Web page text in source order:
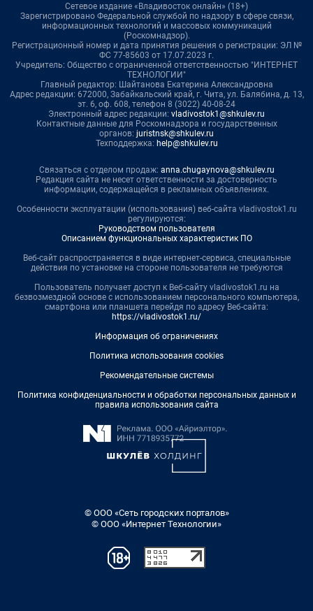
Сетевое издание «Владивосток онлайн» (18+)
Зарегистрировано Федеральной службой по надзору в сфере связи,
информационных технологий и массовых коммуникаций
(Роскомнадзор).
Регистрационный номер и дата принятия решения о регистрации: ЭЛ №
ФС 77-85603 от 17.07.2023 г.
Учредитель: Общество с ограниченной ответственностью "ИНТЕРНЕТ
ТЕХНОЛОГИИ"
Главный редактор: Шайтанова Екатерина Александровна
Адрес редакции: 672000, Забайкальский край, г. Чита, ул. Балябина, д. 13,
эт. 6, оф. 608, телефон 8 (3022) 40-08-24
Электронный адрес редакции: vladivostok1@shkulev.ru
Контактные данные для Роскомнадзора и государственных
органов: juristnsk@shkulev.ru
Техподдержка: help@shkulev.ru
Связаться с отделом продаж: anna.chugaynova@shkulev.ru
Редакция сайта не несет ответственности за достоверность
информации, содержащейся в рекламных объявлениях.
Особенности эксплуатации (использования) веб-сайта vladivostok1.ru
регулируются:
Руководством пользователя
Описанием функциональных характеристик ПО
Веб-сайт распространяется в виде интернет-сервиса, специальные
действия по установке на стороне пользователя не требуются
Пользователь получает доступ к Веб-сайту vladivostok1.ru на
безвозмездной основе с использованием персонального компьютера,
смартфона или планшета перейдя по адресу Веб-сайта:
https://vladivostok1.ru/
Информация об ограничениях
Политика использования cookies
Рекомендательные системы
Политика конфиденциальности и обработки персональных данных и
правила использования сайта
© ООО «Сеть городских порталов»
© ООО «Интернет Технологии»